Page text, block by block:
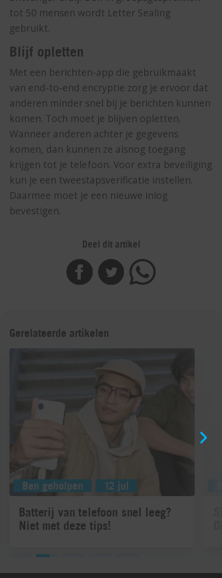
tot 50 mensen wordt Letter Sealing
gebruikt.
Blijf opletten
Met een berichten-app die gebruikmaakt
van end-to-end encryptie zorg je ervoor dat
anderen minder snel bij je berichten kunnen
komen. Toch moet je blijven opletten.
Wanneer anderen achter je gegevens
komen, dan kunnen ze alsnog toegang
krijgen tot je telefoon. Voor extra beveiliging
kun je een tweestapsverificatie instellen.
Daarmee moet je een nieuwe inlog
bevestigen.
Deel dit artikel
Gerelateerde artikelen
Ben geholpen 12 jul
Batterij van telefoon snel leeg?
Niet met deze tips!